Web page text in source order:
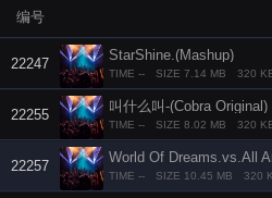
编号
22247
StarShine.(Mashup)
TIME -- SIZE 7.14 MB 320
22255
叫什么叫-(Cobra Original)
TIME -- SIZE 8.02 MB 320
22257
World Of Dreams.vs.All
TIME -- SIZE 10.45 MB 320